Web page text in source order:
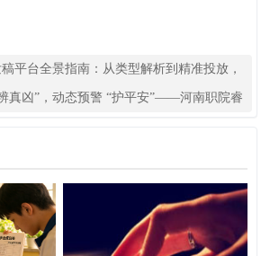
平台全景指南：从类型解析到精准投放，
真凶”，动态预警 “护平安”——河南职院睿